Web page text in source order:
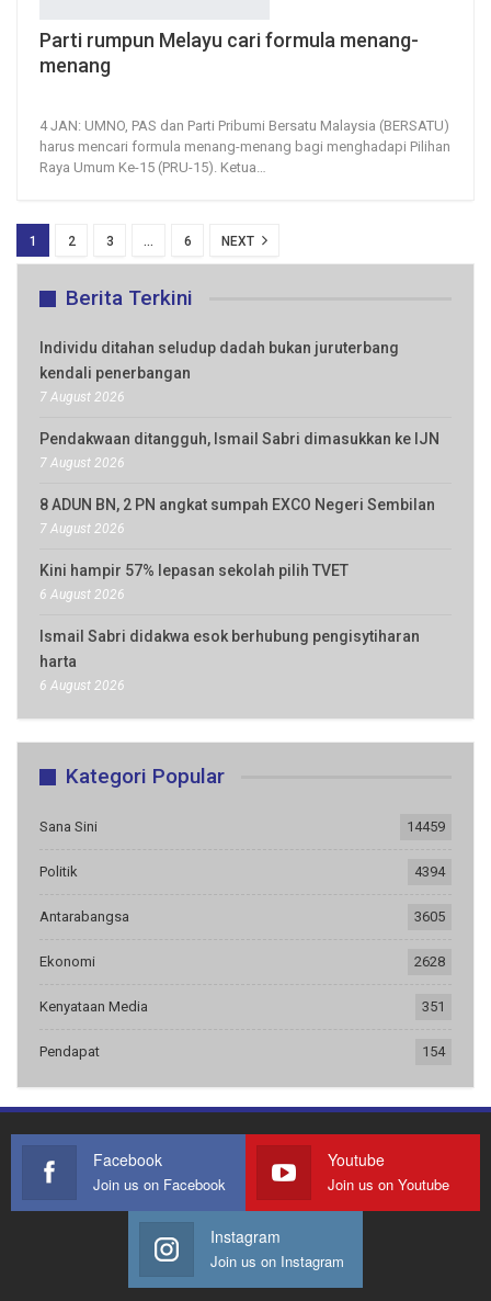
Parti rumpun Melayu cari formula menang-
menang
4 JAN: UMNO, PAS dan Parti Pribumi Bersatu Malaysia (BERSATU)
harus mencari formula menang-menang bagi menghadapi Pilihan
Raya Umum Ke-15 (PRU-15). Ketua…
1 2 3 … 6 NEXT
Berita Terkini
Individu ditahan seludup dadah bukan juruterbang
kendali penerbangan
7 August 2026
Pendakwaan ditangguh, Ismail Sabri dimasukkan ke IJN
7 August 2026
8 ADUN BN, 2 PN angkat sumpah EXCO Negeri Sembilan
7 August 2026
Kini hampir 57% lepasan sekolah pilih TVET
6 August 2026
Ismail Sabri didakwa esok berhubung pengisytiharan
harta
6 August 2026
Kategori Popular
Sana Sini 14459
Politik 4394
Antarabangsa 3605
Ekonomi 2628
Kenyataan Media 351
Pendapat 154
Facebook
Join us on Facebook
Youtube
Join us on Youtube
Instagram
Join us on Instagram